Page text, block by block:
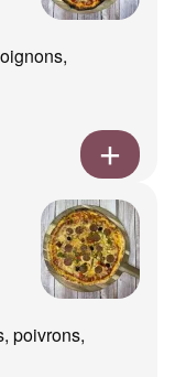
poivrons,